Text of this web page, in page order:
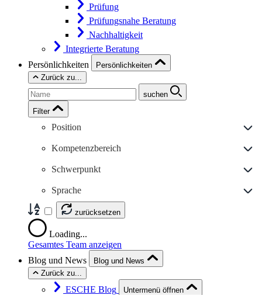
Prüfung
Prüfungsnahe Beratung
Nachhaltigkeit
Integrierte Beratung
Persönlichkeiten
Persönlichkeiten
Zurück zu...
suchen
Filter
Position
Kompetenzbereich
Schwerpunkt
Sprache
zurücksetzen
Loading...
Gesamtes Team anzeigen
Blog und News
Blog und News
Zurück zu...
ESCHE Blog Untermenü öffnen